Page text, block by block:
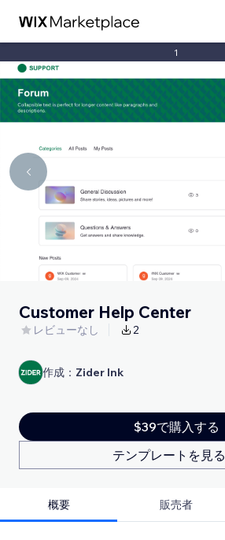
1
Customer Help Center
レビューなし 2
作成： Zider Ink
$39で購入する
テンプレートを見る
概要 販売者